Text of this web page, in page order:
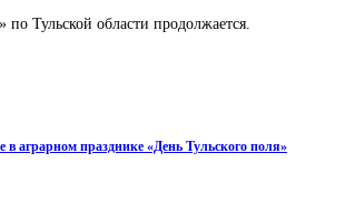
Тульской области продолжается.
аграрном празднике «День Тульского поля»